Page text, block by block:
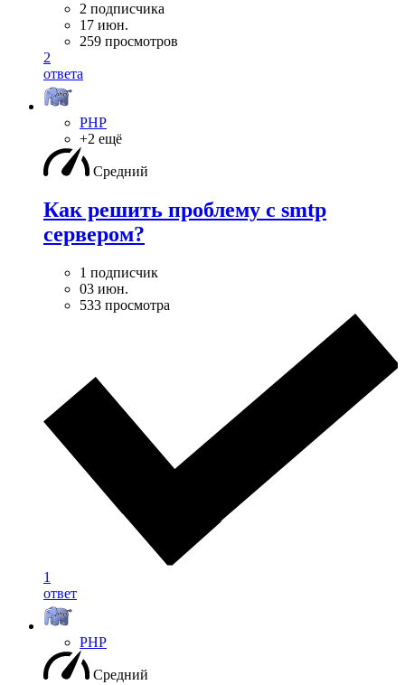
2 подписчика
17 июн.
259 просмотров
2
ответа
PHP
+2 ещё
Средний
Как решить проблему с smtp
сервером?
1 подписчик
03 июн.
533 просмотра
1
ответ
PHP
Средний